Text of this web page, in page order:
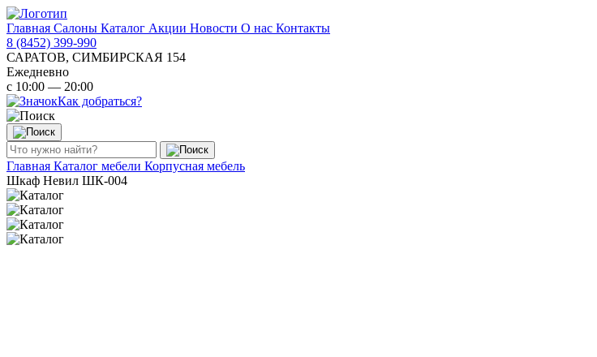
Главная Салоны Каталог Акции Новости О нас Контакты
8 (8452) 399-990
САРАТОВ, СИМБИРСКАЯ 154
Ежедневно
с 10:00 — 20:00
Как добраться?
Главная Каталог мебели Корпусная мебель
Шкаф Невил ШК-004